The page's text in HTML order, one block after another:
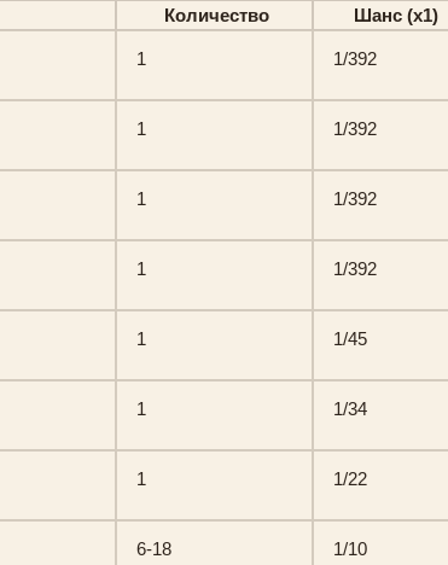
Количество Шанс (х1)
1 1/392
1 1/392
1 1/392
1 1/392
1 1/45
1 1/34
1 1/22
6-18 1/10